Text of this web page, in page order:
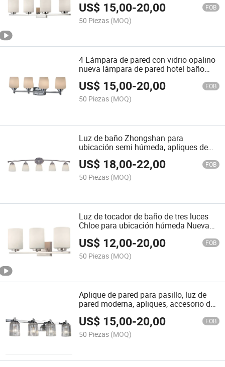
US$ 15,00-20,00 FOB
50 Piezas (MOQ)
4 Lámpara de pared con vidrio opalino
nueva lámpara de pared hotel baño
artículos para el hogar apliques de
pared iluminación de tocador luz de
pared
US$ 15,00-20,00 FOB
50 Piezas (MOQ)
Luz de baño Zhongshan para
ubicación semi húmeda, apliques de
baño, acabado en latón cepillado,
moderno, pared con pantalla de vidrio
transparente, luces vintage modernas,
luz de pared
US$ 18,00-22,00 FOB
50 Piezas (MOQ)
Luz de tocador de baño de tres luces
Chloe para ubicación húmeda Nueva
Pantalla de vidrio globos blanca
lechosa moderna barra de pared
US$ 12,00-20,00 FOB
50 Piezas (MOQ)
Aplique de pared para pasillo, luz de
pared moderna, apliques, accesorio de
iluminación de pared con pantalla de
vidrio transparente para baño, metal
industrial
US$ 15,00-20,00 FOB
50 Piezas (MOQ)